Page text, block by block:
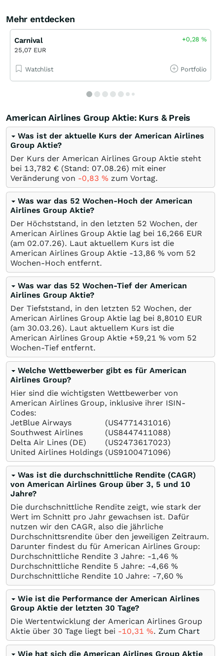
Mehr entdecken
Carnival
25,07 EUR
+0,28%
Watchlist Portfolio
American Airlines Group Aktie: Kurs & Preis
Was ist der aktuelle Kurs der American Airlines
Group Aktie?
Der Kurs der American Airlines Group Aktie steht
bei 13,782 € (Stand: 07.08.26) mit einer
Veränderung von -0,83 % zum Vortag.
Was war das 52 Wochen-Hoch der American
Airlines Group Aktie?
Der Höchststand, in den letzten 52 Wochen, der
American Airlines Group Aktie lag bei 16,266 EUR
(am 02.07.26). Laut aktuellem Kurs ist die
American Airlines Group Aktie -13,86 % vom 52
Wochen-Hoch entfernt.
Was war das 52 Wochen-Tief der American
Airlines Group Aktie?
Der Tiefststand, in den letzten 52 Wochen, der
American Airlines Group Aktie lag bei 8,8010 EUR
(am 30.03.26). Laut aktuellem Kurs ist die
American Airlines Group Aktie +59,21 % vom 52
Wochen-Tief entfernt.
Welche Wettbewerber gibt es für American
Airlines Group?
Hier sind die wichtigsten Wettbewerber von
American Airlines Group, inklusive ihrer ISIN-
Codes:
JetBlue Airways
(US4771431016)
Southwest Airlines
(US8447411088)
Delta Air Lines (DE)
(US2473617023)
United Airlines Holdings (US9100471096)
Was ist die durchschnittliche Rendite (CAGR)
von American Airlines Group über 3, 5 und 10
Jahre?
Die durchschnittliche Rendite zeigt, wie stark der
Wert im Schnitt pro Jahr gewachsen ist. Dafür
nutzen wir den CAGR, also die jährliche
Durchschnittsrendite über den jeweiligen Zeitraum.
Darunter findest du für American Airlines Group:
Durchschnittliche Rendite 3 Jahre: -1,46 %
Durchschnittliche Rendite 5 Jahre: -4,66 %
Durchschnittliche Rendite 10 Jahre: -7,60 %
Wie ist die Performance der American Airlines
Group Aktie der letzten 30 Tage?
Die Wertentwicklung der American Airlines Group
Aktie über 30 Tage liegt bei -10,31 %. Zum Chart
Wie hat sich die American Airlines Group Aktie